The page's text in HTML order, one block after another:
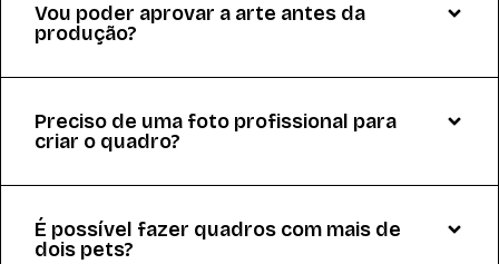
Vou poder aprovar a arte antes da
produção?
Preciso de uma foto profissional para
criar o quadro?
É possível fazer quadros com mais de
dois pets?